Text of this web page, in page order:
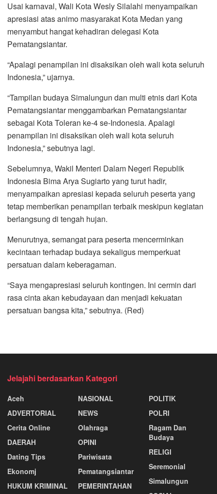
Usai karnaval, Wali Kota Wesly Silalahi menyampaikan
apresiasi atas animo masyarakat Kota Medan yang
menyambut hangat kehadiran delegasi Kota
Pematangsiantar.
“Apalagi penampilan ini disaksikan oleh wali kota seluruh
Indonesia,” ujarnya.
“Tampilan budaya Simalungun dan multi etnis dari Kota
Pematangsiantar menggambarkan Pematangsiantar
sebagai Kota Toleran ke-4 se-Indonesia. Apalagi
penampilan ini disaksikan oleh wali kota seluruh
Indonesia,” sebutnya lagi.
Sebelumnya, Wakil Menteri Dalam Negeri Republik
Indonesia Bima Arya Sugiarto yang turut hadir,
menyampaikan apresiasi kepada seluruh peserta yang
tetap memberikan penampilan terbaik meskipun kegiatan
berlangsung di tengah hujan.
Menurutnya, semangat para peserta mencerminkan
kecintaan terhadap budaya sekaligus memperkuat
persatuan dalam keberagaman.
“Saya mengapresiasi seluruh kontingen. Ini cermin dari
rasa cinta akan kebudayaan dan menjadi kekuatan
persatuan bangsa kita,” sebutnya. (Red)
Jelajahi berdasarkan Kategori
Aceh
ADVERTORIAL
Cerita Online
DAERAH
Dating Tips
Ekonomj
HUKUM KRIMINAL
NASIONAL
NEWS
Olahraga
OPINI
Pariwisata
Pematangsiantar
PEMERINTAHAN
POLITIK
POLRI
Ragam Dan
Budaya
RELIGI
Seremonial
Simalungun